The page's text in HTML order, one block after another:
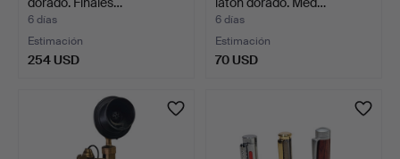
6 días
Estimación
254 USD
6 días
Estimación
70 USD